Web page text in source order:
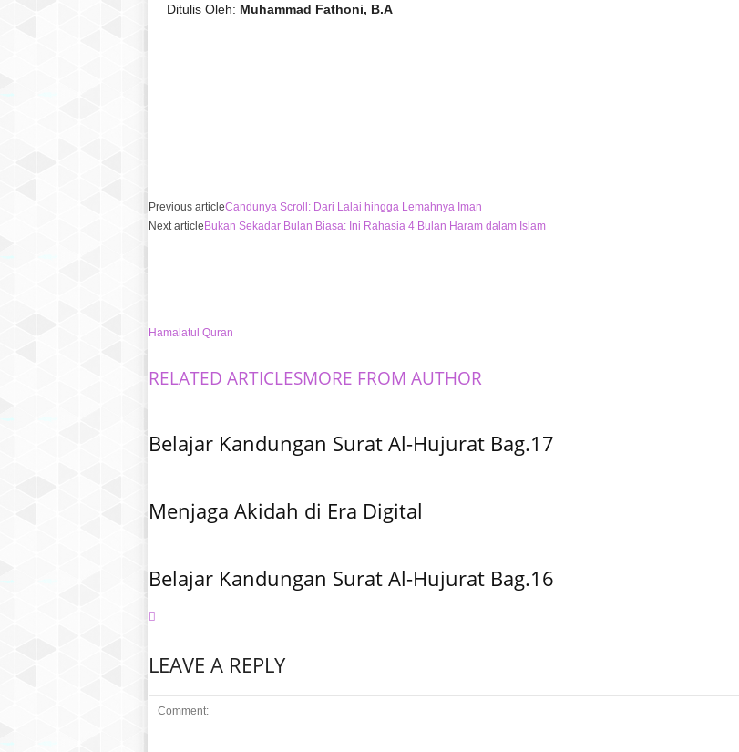
Ditulis Oleh: Muhammad Fathoni, B.A
Previous articleCandunya Scroll: Dari Lalai hingga Lemahnya Iman
Next article Bukan Sekadar Bulan Biasa: Ini Rahasia 4 Bulan Haram dalam Islam
Hamalatul Quran
RELATED ARTICLESMORE FROM AUTHOR
Belajar Kandungan Surat Al-Hujurat Bag.17
Menjaga Akidah di Era Digital
Belajar Kandungan Surat Al-Hujurat Bag.16
LEAVE A REPLY